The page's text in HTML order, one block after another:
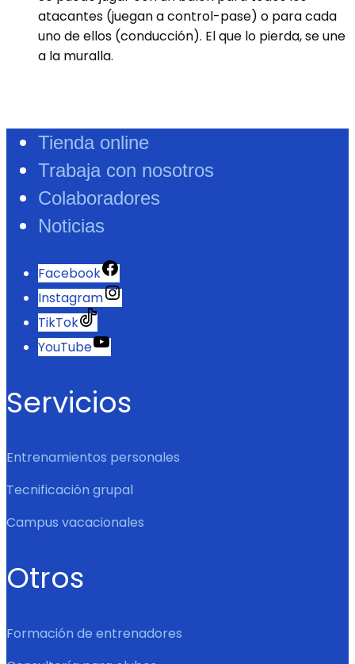
atacantes (juegan a control-pase) o para cada
uno de ellos (conducción). El que lo pierda, se une
a la muralla.
Tienda online
Trabaja con nosotros
Colaboradores
Noticias
Facebook
Instagram
TikTok
YouTube
Servicios
Entrenamientos personales
Tecnificación grupal
Campus vacacionales
Otros
Formación de entrenadores